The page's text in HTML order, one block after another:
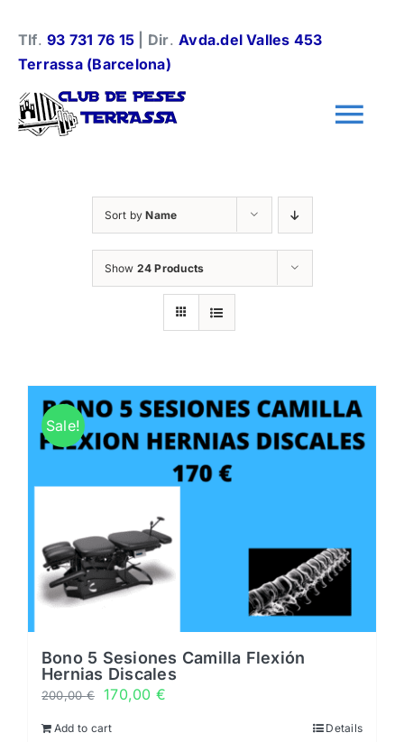
content
Tlf.93 731 76 15 | Dir. Avda.del Valles 453
Terrassa (Barcelona)
Horarios
0 productos 0,00 €
Sort byName
Show 24 Products
Sale!
Bono 5 Sesiones Camilla Flexión
Hernias Discales
200,00€ 170,00 €
Add to cart Details